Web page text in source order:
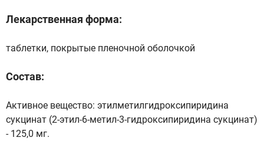
Лекарственная форма:
таблетки, покрытые пленочной оболочкой
Состав:
Активное вещество: этилметилгидроксипиридина
сукцинат (2-этил-6-метил-3-гидроксипиридина сукцинат)
- 125,0 мг.